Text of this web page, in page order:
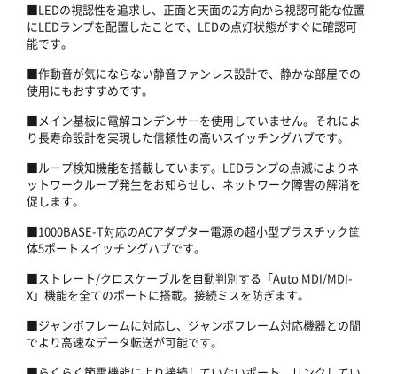
■LEDの視認性を追求し、正面と天面の2方向から視認可能な位置
にLEDランプを配置したことで、LEDの点灯状態がすぐに確認可
能です。
■作動音が気にならない静音ファンレス設計で、静かな部屋での
使用にもおすすめです。
■メイン基板に電解コンデンサーを使用していません。それによ
り長寿命設計を実現した信頼性の高いスイッチングハブです。
■ループ検知機能を搭載しています。LEDランプの点滅によりネ
ットワークループ発生をお知らせし、ネットワーク障害の解消を
促します。
■1000BASE-T対応のACアダプター電源の超小型プラスチック筐
体5ポートスイッチングハブです。
■ストレート/クロスケーブルを自動判別する「Auto MDI/MDI-
X」機能を全てのポートに搭載。接続ミスを防ぎます。
■ジャンボフレームに対応し、ジャンボフレーム対応機器との間
でより高速なデータ転送が可能です。